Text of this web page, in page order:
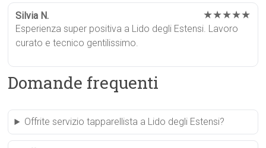
Silvia N. ★★★★★
Esperienza super positiva a Lido degli Estensi. Lavoro
curato e tecnico gentilissimo.
Domande frequenti
Offrite servizio tapparellista a Lido degli Estensi?